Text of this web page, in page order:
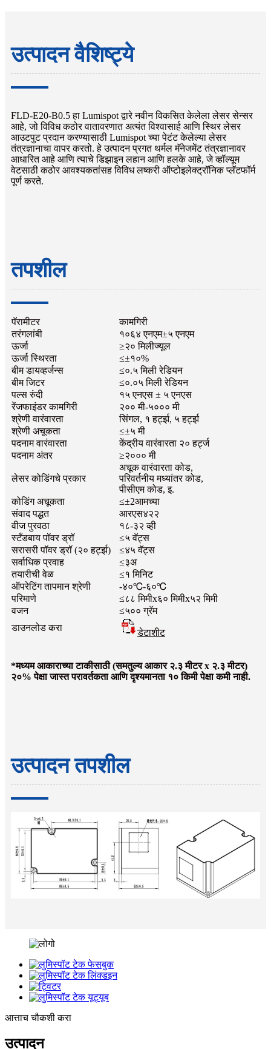
उत्पादन वैशिष्ट्ये
FLD-E20-B0.5 हा Lumispot द्वारे नवीन विकसित केलेला लेसर सेन्सर
आहे, जो विविध कठोर वातावरणात अत्यंत विश्वासार्ह आणि स्थिर लेसर
आउटपुट प्रदान करण्यासाठी Lumispot च्या पेटंट केलेल्या लेसर
तंत्रज्ञानाचा वापर करतो. हे उत्पादन प्रगत थर्मल मॅनेजमेंट तंत्रज्ञानावर
आधारित आहे आणि त्याचे डिझाइन लहान आणि हलके आहे, जे व्हॉल्यूम
वेटसाठी कठोर आवश्यकतांसह विविध लष्करी ऑप्टोइलेक्ट्रॉनिक प्लॅटफॉर्म
पूर्ण करते.
तपशील
पॅरामीटर
कामगिरी
तरंगलांबी
१०६४ एनएम±५ एनएम
ऊर्जा
≥२० मिलीज्यूल
ऊर्जा स्थिरता
≤±१०%
बीम डायव्हर्जन्स
≤०.५ मिली रेडियन
बीम जिटर
≤०.०५ मिली रेडियन
पल्स रुंदी
१५ एनएस ± ५ एनएस
रेंजफाइंडर कामगिरी
२०० मी-५००० मी
श्रेणी वारंवारता
सिंगल, १ हर्ट्झ, ५ हर्ट्झ
श्रेणी अचूकता
≤±५ मी
पदनाम वारंवारता
केंद्रीय वारंवारता २० हर्ट्ज
पदनाम अंतर
≥२००० मी
लेसर कोडिंगचे प्रकार
अचूक वारंवारता कोड,
परिवर्तनीय मध्यांतर कोड,
पीसीएम कोड, इ.
कोडिंग अचूकता
≤±2आमच्या
संवाद पद्धत
आरएस४२२
वीज पुरवठा
१८-३२ व्ही
स्टँडबाय पॉवर ड्रॉ
≤५ वॅट्स
सरासरी पॉवर ड्रॉ (२० हर्ट्झ)
≤४५ वॅट्स
सर्वाधिक प्रवाह
≤३अ
तयारीची वेळ
≤१ मिनिट
ऑपरेटिंग तापमान श्रेणी
-४०℃-६०℃
परिमाणे
≤८८ मिमीx६० मिमीx५२ मिमी
वजन
≤५०० ग्रॅम
डाउनलोड करा
डेटाशीट
*मध्यम आकाराच्या टाकीसाठी (समतुल्य आकार २.३ मीटर x २.३ मीटर)
२०% पेक्षा जास्त परावर्तकता आणि दृश्यमानता १० किमी पेक्षा कमी नाही.
उत्पादन तपशील
आत्ताच चौकशी करा
उत्पादन